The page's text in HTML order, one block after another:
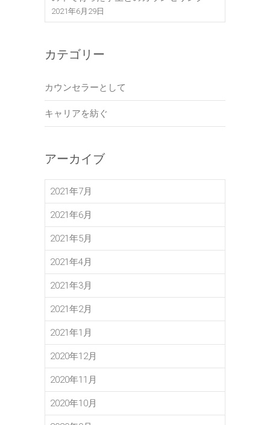
2021年6月29日
カテゴリー
カウンセラーとして
キャリアを紡ぐ
アーカイブ
2021年7月
2021年6月
2021年5月
2021年4月
2021年3月
2021年2月
2021年1月
2020年12月
2020年11月
2020年10月